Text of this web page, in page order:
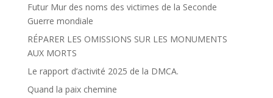
Futur Mur des noms des victimes de la Seconde
Guerre mondiale
RÉPARER LES OMISSIONS SUR LES MONUMENTS
AUX MORTS
Le rapport d’activité 2025 de la DMCA.
Quand la paix chemine